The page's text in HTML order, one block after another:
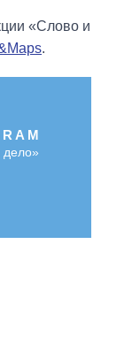
«Слово и
.